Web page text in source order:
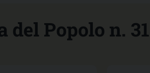
del Popolo n.